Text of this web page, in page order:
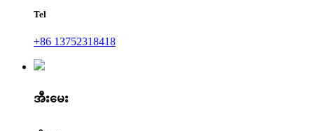
Tel
+86 13752318418
အီးမေး